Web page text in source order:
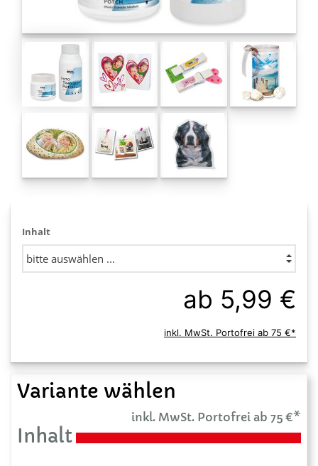
Inhalt
ab 5,99 €
inkl. MwSt. Portofrei ab 75 €*
Variante wählen
inkl. MwSt. Portofrei ab 75 €*
Inhalt